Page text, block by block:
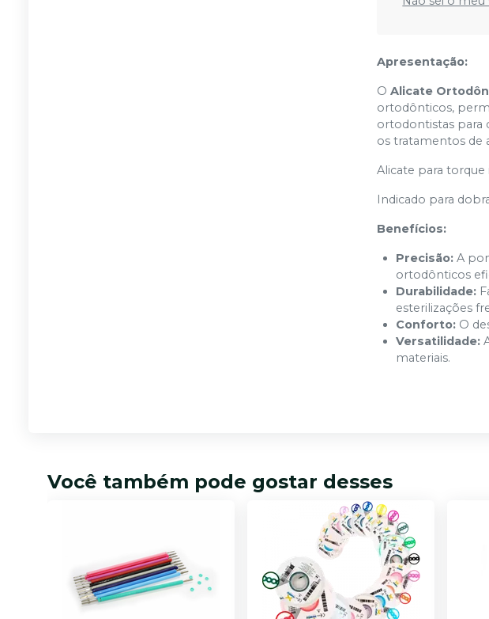
Apresentação:
OAlicate
ortodônticos,
ortodontistas para
os tratamentos de
Alicate para torque
Indicado para
Benefícios:
Precisão: A
ortodônticos
Durabilidade:
esterilizações
Conforto: O
Versatilidade:
materiais.
Você também pode gostar desses